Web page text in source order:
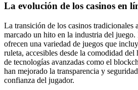
La evolución de los casinos en
La transición de los casinos tradicionales
marcado un hito en la industria del juego.
ofrecen una variedad de juegos que
ruleta, accesibles desde la comodidad
de tecnologías avanzadas como el
han mejorado la transparencia y
confianza del jugador.